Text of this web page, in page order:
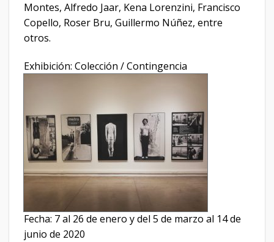
Montes, Alfredo Jaar, Kena Lorenzini, Francisco
Copello, Roser Bru, Guillermo Núñez, entre
otros.
Exhibición: Colección / Contingencia
Fecha: 7 al 26 de enero y del 5 de marzo al 14 de
junio de 2020